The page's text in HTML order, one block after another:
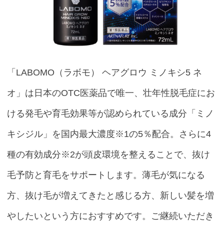
「LABOMO（ラボモ） ヘアグロウ ミノキシ5 ネ
オ」は日本のOTC医薬品で唯一、壮年性脱毛症にお
ける発毛や育毛効果等が認められている成分「ミノ
キシジル」を国内最大濃度※1の5％配合。さらに4
種の有効成分※2が頭皮環境を整えることで、抜け
毛予防と育毛をサポートします。薄毛が気になる
方、抜け毛が増えてきたと感じる方、新しい髪を増
やしたいという方におすすめです。ご継続いただき